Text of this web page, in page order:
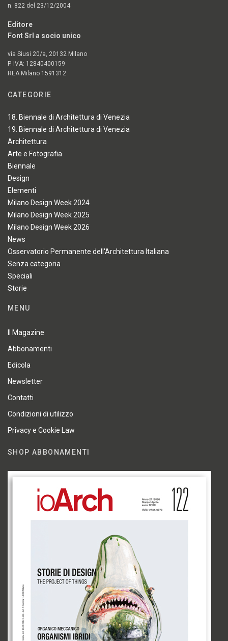
n. 822 del 23/12/2004
Editore
Font Srl a socio unico
via Siusi 20/a, 20132 Milano
P. IVA: 12840400159
REA Milano 1591312
CATEGORIE
18. Biennale di Architettura di Venezia
19. Biennale di Architettura di Venezia
Architettura
Arte e Fotografia
Biennale
Design
Elementi
Milano Design Week 2024
Milano Design Week 2025
Milano Design Week 2026
News
Osservatorio Permanente dell'Architettura Italiana
Senza categoria
Speciali
Storie
MENU
Il Magazine
Abbonamenti
Edicola
Newsletter
Contatti
Condizioni di utilizzo
Privacy e Cookie Law
SHOP ABBONAMENTI